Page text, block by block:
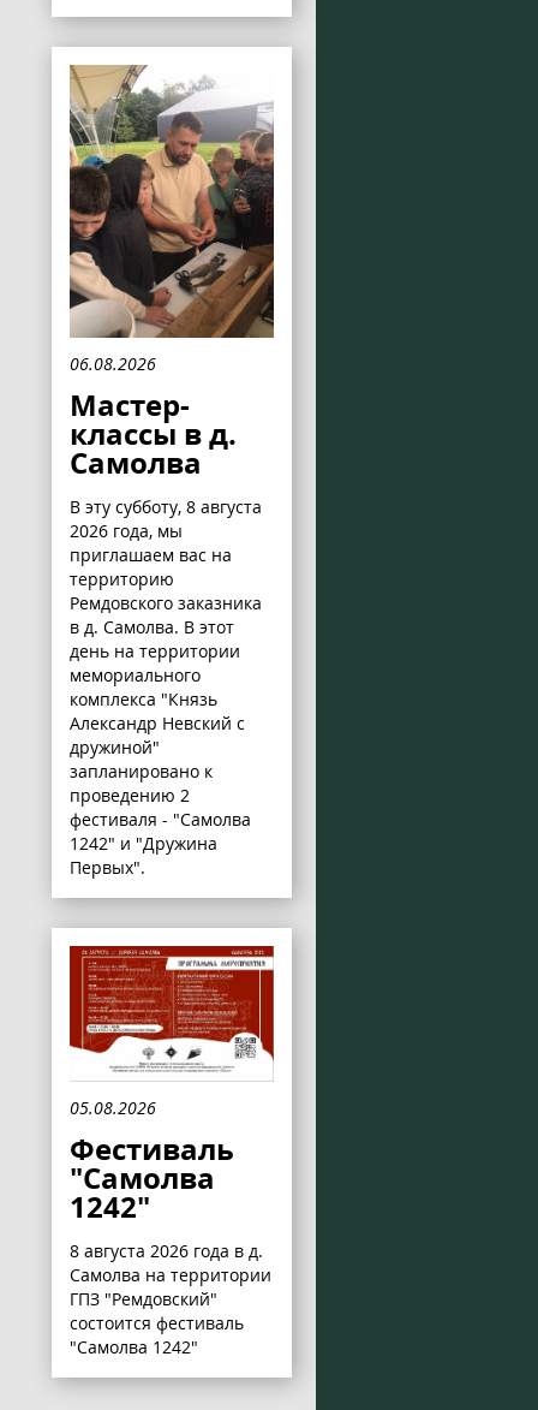
06.08.2026
Мастер-
классы в д.
Самолва
В эту субботу, 8 августа
2026 года, мы
приглашаем вас на
территорию
Ремдовского заказника
в д. Самолва. В этот
день на территории
мемориального
комплекса "Князь
Александр Невский с
дружиной"
запланировано к
проведению 2
фестиваля - "Самолва
1242" и "Дружина
Первых".
05.08.2026
Фестиваль
"Самолва
1242"
8 августа 2026 года в д.
Самолва на территории
ГПЗ "Ремдовский"
состоится фестиваль
"Самолва 1242"